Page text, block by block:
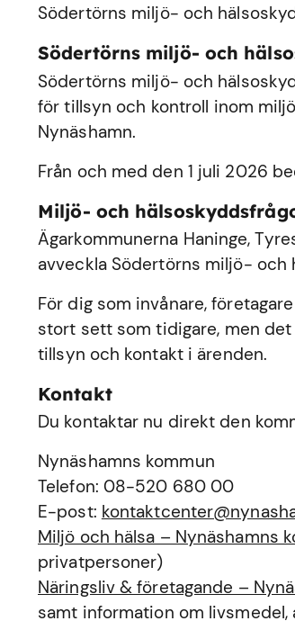
Södertörns miljö- och
Södertörns miljö- och
Södertörns miljö- och
för tillsyn och kontroll inom
Nynäshamn.
Från och med den 1 juli 2026
Miljö- och
Ägarkommunerna Haninge,
avveckla Södertörns miljö-
För dig som invånare,
stort sett som tidigare, men det
tillsyn och kontakt i ärenden.
Kontakt
Du kontaktar nu direkt den
Nynäshamns kommun
Telefon: 08-520 680 00
E-post:
Miljö och hälsa – Nynäshamns
privatpersoner)
Näringsliv & företagande –
samt information om livsmedel,